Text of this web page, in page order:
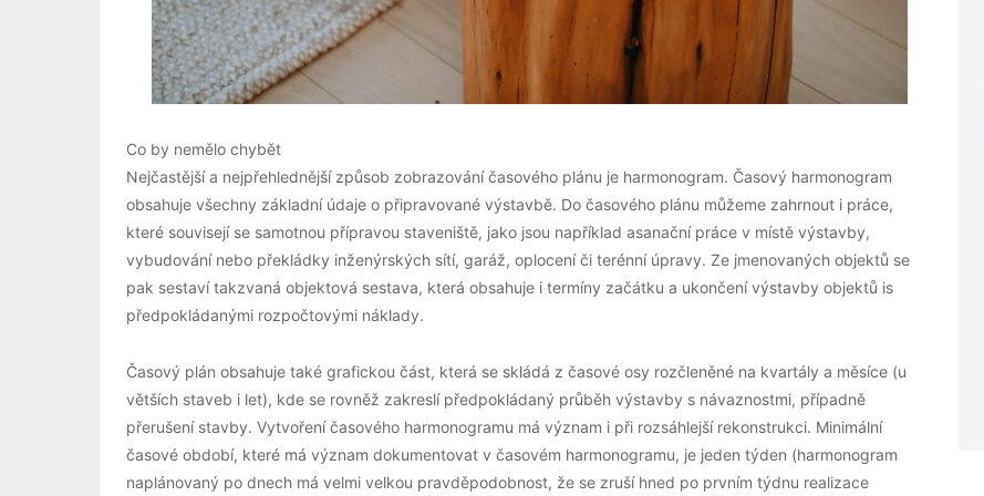
Co by nemělo chybět
Nejčastější a nejpřehlednější způsob zobrazování časového plánu je harmonogram. Časový harmonogram
obsahuje všechny základní údaje o připravované výstavbě. Do časového plánu můžeme zahrnout i práce,
které souvisejí se samotnou přípravou staveniště, jako jsou například asanační práce v místě výstavby,
vybudování nebo překládky inženýrských sítí, garáž, oplocení či terénní úpravy. Ze jmenovaných objektů se
pak sestaví takzvaná objektová sestava, která obsahuje i termíny začátku a ukončení výstavby objektů is
předpokládanými rozpočtovými náklady.
Časový plán obsahuje také grafickou část, která se skládá z časové osy rozčleněné na kvartály a měsíce (u
větších staveb i let), kde se rovněž zakreslí předpokládaný průběh výstavby s návaznostmi, případně
přerušení stavby. Vytvoření časového harmonogramu má význam i při rozsáhlejší rekonstrukci. Minimální
časové období, které má význam dokumentovat v časovém harmonogramu, je jeden týden (harmonogram
naplánovaný po dnech má velmi velkou pravděpodobnost, že se zruší hned po prvním týdnu realizace